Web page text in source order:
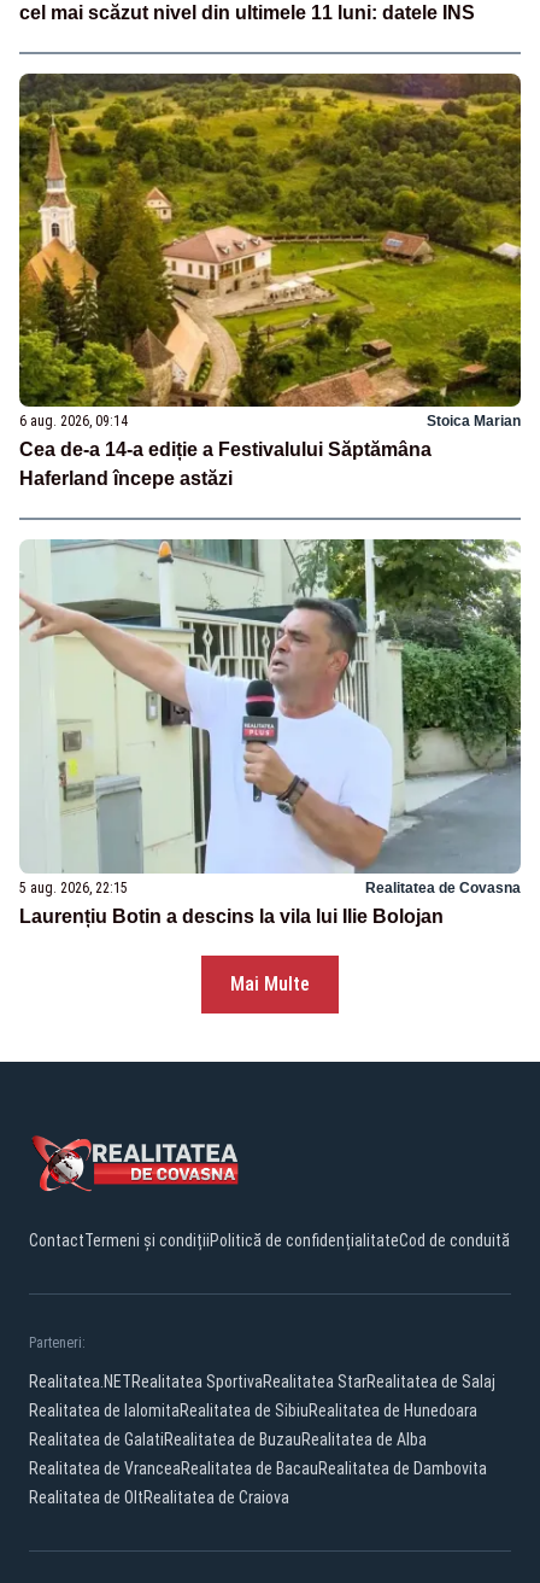
cel mai scăzut nivel din ultimele 11 luni: datele INS
6 aug. 2026, 09:14 Stoica Marian
Cea de-a 14-a ediție a Festivalului Săptămâna
Haferland începe astăzi
5 aug. 2026, 22:15 Realitatea de Covasna
Laurențiu Botin a descins la vila lui Ilie Bolojan
Mai Multe
ContactTermeni și condițiiPolitică de confidențialitateCod de conduită
Parteneri:
Realitatea.NETRealitatea SportivaRealitatea StarRealitatea de Salaj
Realitatea de IalomitaRealitatea de SibiuRealitatea de Hunedoara
Realitatea de GalatiRealitatea de BuzauRealitatea de Alba
Realitatea de VranceaRealitatea de BacauRealitatea de Dambovita
Realitatea de OltRealitatea de Craiova